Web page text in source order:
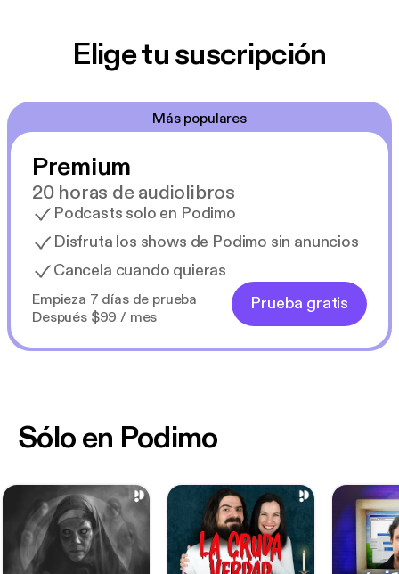
Elige tu suscripción
Más populares
Premium
20 horas de audiolibros
Podcasts solo en Podimo
Disfruta los shows de Podimo sin anuncios
Cancela cuando quieras
Empieza 7 días de prueba
Después $99 / mes
Prueba gratis
Sólo en Podimo